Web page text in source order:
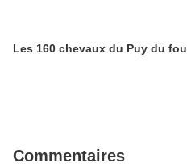
Les 160 chevaux du Puy du fou
Commentaires